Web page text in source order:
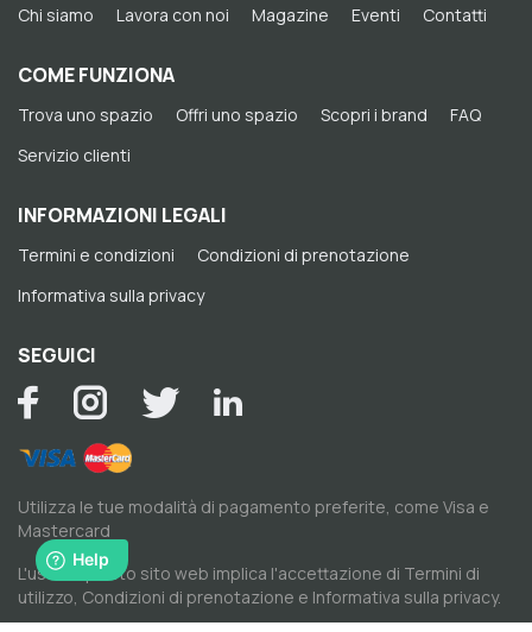
Chi siamo Lavora con noi Magazine Eventi Contatti
COME FUNZIONA
Trova uno spazio Offri uno spazio Scopri i brand
FAQ
Servizio clienti
INFORMAZIONI LEGALI
Termini e condizioni
Condizioni di prenotazione
Informativa sulla privacy
SEGUICI
Utilizza le tue modalità di pagamento preferite, come Visa e
Mastercard
L'uso di questo sito web implica l'accettazione di Termini di
utilizzo, Condizioni di prenotazione e Informativa sulla privacy.